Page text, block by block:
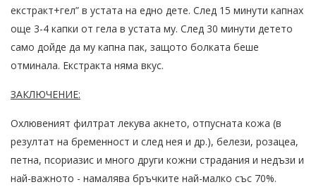
екстракт+гел” в устата на едно дете. След 15 минути капнах
още 3-4 капки от гела в устата му. След 30 минути детето
само дойде да му капна пак, защото болката беше
отминала. Екстракта няма вкус.
ЗАКЛЮЧЕНИЕ:
Охлювеният филтрат лекува акнето, отпусната кожа (в
резултат на бременност и след нея и др.), белези, розацеа,
петна, псориазис и много други кожни страдания и недъзи и
най-важното - намалява бръчките най-малко със 70%.